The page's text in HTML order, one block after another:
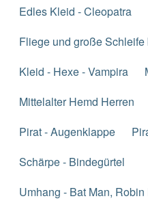
Edles Kleid - Cleopatra
Fliege und große Schleife
Kleid - Hexe - Vampira
Mittelalter Hemd Herren
Pirat - Augenklappe
Schärpe - Bindegürtel
Umhang - Bat Man, Robin